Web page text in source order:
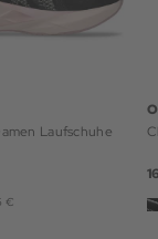
Laufschuhe
€